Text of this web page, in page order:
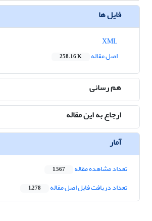
فایل ها
اصل مقاله
258.16 K
هم رسانی
ارجاع به این مقاله
آمار
تعداد مشاهده مقاله 1,567
تعداد دریافت فایل اصل مقاله 1,278